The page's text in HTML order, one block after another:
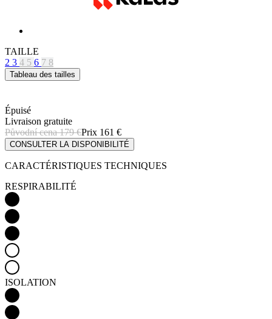
TAILLE
2 3 4 5 6 7 8
Tableau des tailles
Épuisé
Livraison gratuite
Prix 161 €
Původní cena179 €
CONSULTER LA DISPONIBILITÉ
CARACTÉRISTIQUES TECHNIQUES
RESPIRABILITÉ
ISOLATION